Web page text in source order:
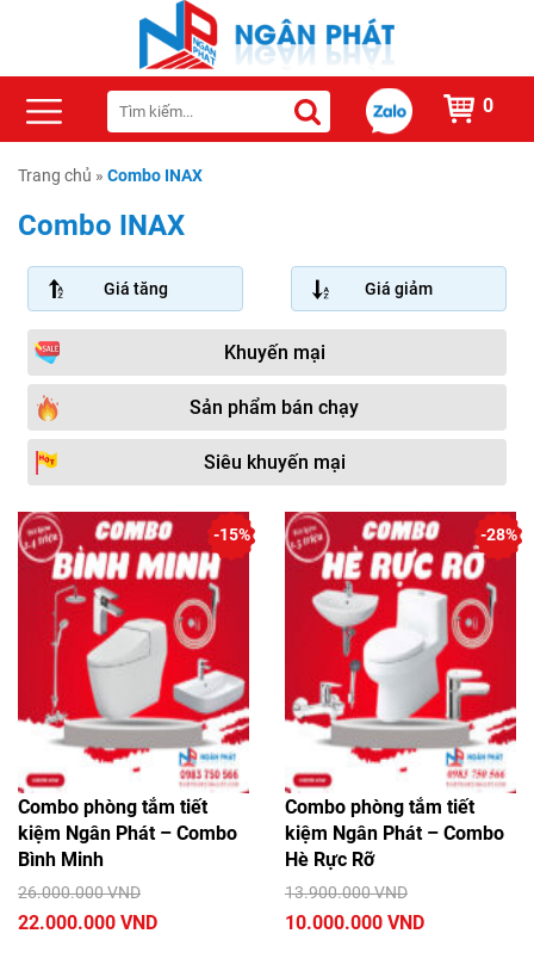
0
Trang chủ » Combo INAX
Combo INAX
Giá tăng Giá giảm
Khuyến mại
Sản phẩm bán chạy
Siêu khuyến mại
Combo phòng tắm tiết
kiệm Ngân Phát – Combo
Bình Minh
26.000.000 VND
22.000.000 VND
-15%
Combo phòng tắm tiết
kiệm Ngân Phát – Combo
Hè Rực Rỡ
13.900.000 VND
10.000.000 VND
-28%